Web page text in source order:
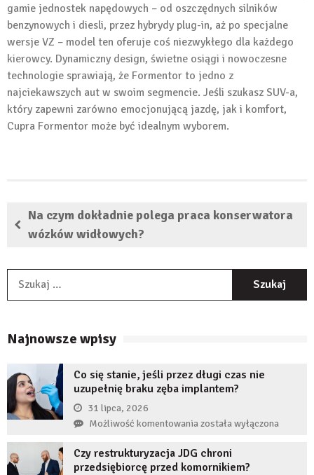
gamie jednostek napędowych – od oszczędnych silników
benzynowych i diesli, przez hybrydy plug-in, aż po specjalne
wersje VZ – model ten oferuje coś niezwykłego dla każdego
kierowcy. Dynamiczny design, świetne osiągi i nowoczesne
technologie sprawiają, że Formentor to jedno z
najciekawszych aut w swoim segmencie. Jeśli szukasz SUV-a,
który zapewni zarówno emocjonującą jazdę, jak i komfort,
Cupra Formentor może być idealnym wyborem.
Na czym dokładnie polega praca konserwatora
wózków widłowych?
Najnowsze wpisy
Co się stanie, jeśli przez długi czas nie
uzupełnię braku zęba implantem?
31 lipca, 2026
Możliwość komentowaniaCo
stanie,
jeśli
została wyłączona
Czy restrukturyzacja JDG chroni
przedsiębiorcę przed komornikiem?